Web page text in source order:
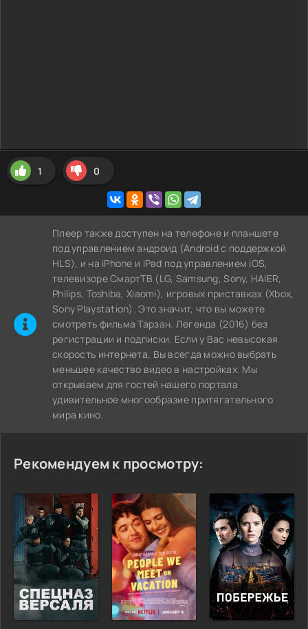
1 0
Плеер также доступен на телефоне и планшете
под управлением андроид (Android с поддержкой
HLS), и на iPhone и iPad под управлением iOS,
телевизоре СмартТВ (LG, Samsung, Sony, HAIER,
Philips, Toshiba, Xiaomi), игровых приставках (Xbox,
Sony Playstation). Это значит, что вы можете
cмотреть фильма Тарзан. Легенда (2016) без
регистрации и подписки. Если у Вас невысокая
скорость интернета, Вы всегда можно выбрать
меньшее качество видео в настройках. Мы
открываем для гостей нашего портала
удивительное многообразие притягательного
мира кино.
Рекомендуем к просмотру: